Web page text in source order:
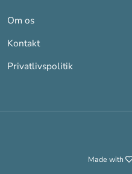
Om os
Kontakt
Privatlivspolitik
Made with